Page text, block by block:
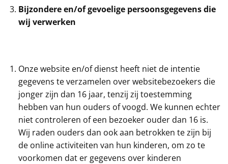
Bijzondere en/of gevoelige persoonsgegevens die
wij verwerken
Onze website en/of dienst heeft niet de intentie
gegevens te verzamelen over websitebezoekers die
jonger zijn dan 16 jaar, tenzij zij toestemming
hebben van hun ouders of voogd. We kunnen echter
niet controleren of een bezoeker ouder dan 16 is.
Wij raden ouders dan ook aan betrokken te zijn bij
de online activiteiten van hun kinderen, om zo te
voorkomen dat er gegevens over kinderen